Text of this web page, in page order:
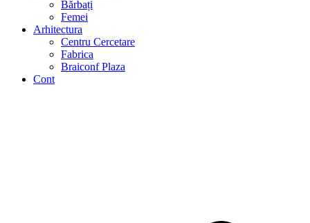
Bărbați
Femei
Arhitectura
Centru Cercetare
Fabrica
Braiconf Plaza
Cont